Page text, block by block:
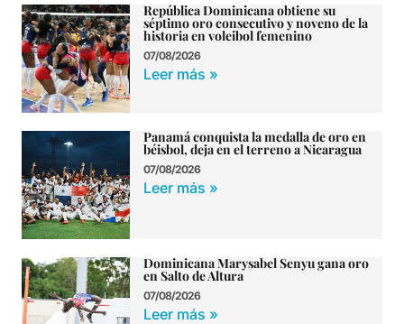
República Dominicana obtiene su
séptimo oro consecutivo y noveno de la
historia en voleibol femenino
07/08/2026
Leer más »
Panamá conquista la medalla de oro en
béisbol, deja en el terreno a Nicaragua
07/08/2026
Leer más »
Dominicana Marysabel Senyu gana oro
en Salto de Altura
07/08/2026
Leer más »